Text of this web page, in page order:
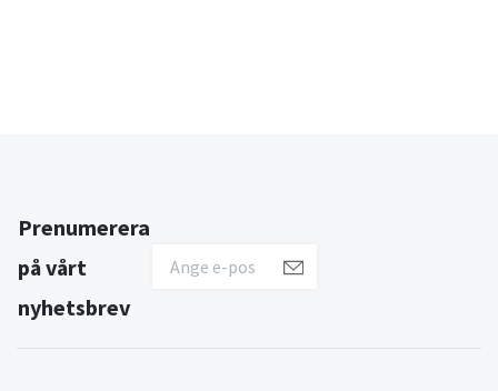
Prenumerera
på vårt
nyhetsbrev